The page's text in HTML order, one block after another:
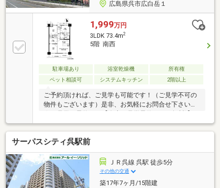
広島県呉市広白岳１
1,999万円
3LDK 73.4m2
5階 南西
駐車場あり 浴室乾燥機
所有権
ペット相談可
システムキッチン 2階以上
ご予約頂ければ、ご見学も可能です！（ご見学不可の
物件もございます）是非、お気軽にお問合せ下さい！
クリック！トータテ住宅販売（株）東営業所まで！！
0120-412-730広島県内に５店舗！地域密着型のトータ
テ！【取扱物件７０８７件 その内未公開物件３０９
４件ご用意しています】トータテのホームページもぜ
ひご覧ください！!https://jyuhan.totate.co.jp/
サーパスシティ呉駅前
ＪＲ呉線 呉駅 徒歩5分
その他の交通
築17年7ヶ月/15階建